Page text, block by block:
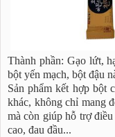
Thành phần: Gạo lứt,
bột yến mạch, bột đậu
Sản phẩm kết hợp bột
khác, không chỉ mang
mà còn giúp hỗ trợ
cao, đau đầu...